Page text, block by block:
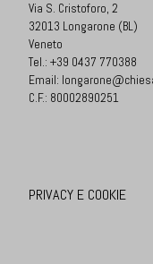
Via S. Cristoforo, 2
32013 Longarone (BL)
Veneto
Tel.: +39 0437 770388
Email:
C.F.: 80002890251
PRIVACY E COOKIE